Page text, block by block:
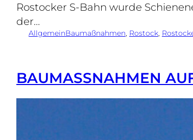
Rostocker S-Bahn wurde
der…
AllgemeinBaumaßnahmen, Rostock,
BAUMASSNAHMEN